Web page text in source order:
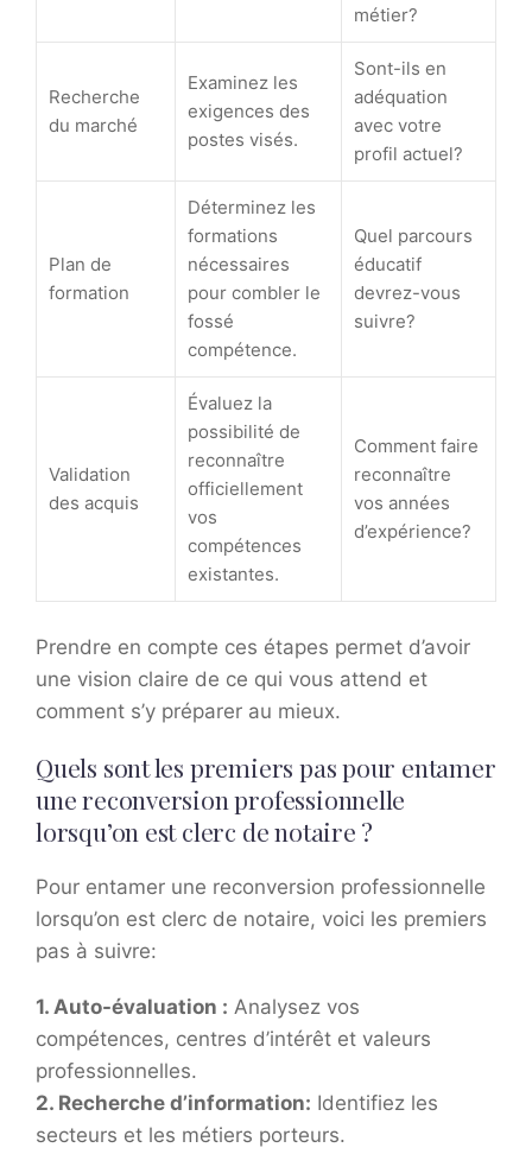
métier?
Recherche
du marché
Examinez les
exigences des
postes visés.
Sont-ils en
adéquation
avec votre
profil actuel?
Plan de
formation
Déterminez les
formations
nécessaires
pour combler le
fossé
compétence.
Quel parcours
éducatif
devrez-vous
suivre?
Validation
des acquis
Évaluez la
possibilité de
reconnaître
officiellement
vos
compétences
existantes.
Comment faire
reconnaître
vos années
d’expérience?
Prendre en compte ces étapes permet d’avoir
une vision claire de ce qui vous attend et
comment s’y préparer au mieux.
Quels sont les premiers pas pour entamer
une reconversion professionnelle
lorsqu’on est clerc de notaire ?
Pour entamer une reconversion professionnelle
lorsqu’on est clerc de notaire, voici les premiers
pas à suivre:
1. Auto-évaluation : Analysez vos
compétences, centres d’intérêt et valeurs
professionnelles.
2. Recherche d’information: Identifiez les
secteurs et les métiers porteurs.